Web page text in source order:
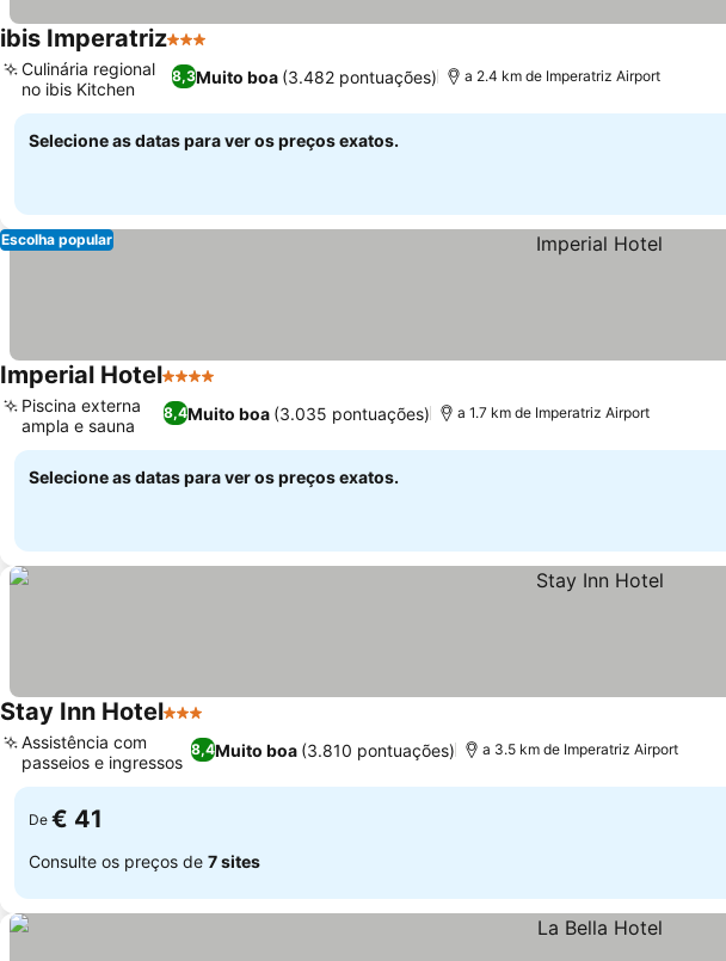
ibis Imperatriz3 Estrelas
8,3Muito boa (3.482 pontuações)
Culinária regional
no ibis Kitchen
a 2.4 km de Imperatriz Airport
Selecione as datas para ver os preços exatos.
Escolha popular
Imperial Hotel4 Estrelas
8,4Muito boa (3.035 pontuações)
Piscina externa
ampla e sauna
a 1.7 km de Imperatriz Airport
Selecione as datas para ver os preços exatos.
Stay Inn Hotel3 Estrelas
8,4Muito boa (3.810 pontuações)
Assistência com
passeios e ingressos
a 3.5 km de Imperatriz Airport
De € 41
Consulte os preços de 7 sites